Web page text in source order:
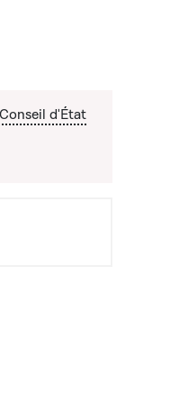
d'État